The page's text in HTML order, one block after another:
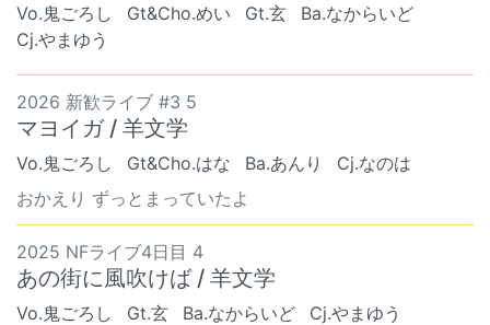
Vo.鬼ごろし Gt&Cho.めい Gt.玄
Ba.なからいど
Cj.やまゆう
2026 新歓ライブ #3 5
マヨイガ / 羊文学
Vo.鬼ごろし Gt&Cho.はな Ba.あんり
Cj.なのは
おかえり ずっとまっていたよ
2025 NFライブ4日目 4
あの街に風吹けば / 羊文学
Vo.鬼ごろし Gt.玄 Ba.なからいど Cj.やまゆう